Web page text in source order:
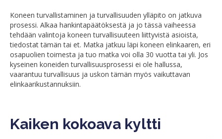
Koneen turvallistaminen ja turvallisuuden ylläpito on jatkuva
prosessi. Alkaa hankintapäätöksestä ja jo tässä vaiheessa
tehdään valintoja koneen turvallisuuteen liittyvistä asioista,
tiedostat tämän tai et. Matka jatkuu läpi koneen elinkaaren, eri
osapuolien toimesta ja tuo matka voi olla 30 vuotta tai yli. Jos
kyseinen koneiden turvallisuusprosessi ei ole hallussa,
vaarantuu turvallisuus ja uskon tämän myös vaikuttavan
elinkaarikustannuksiin.
Kaiken kokoava kyltti